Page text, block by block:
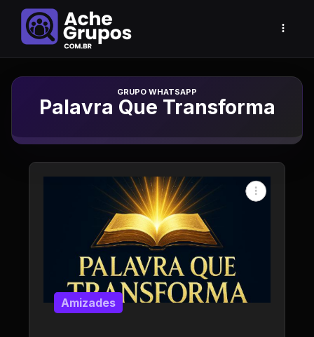
Grupo de Whatsapp
Palavra Que Transforma
Amizades